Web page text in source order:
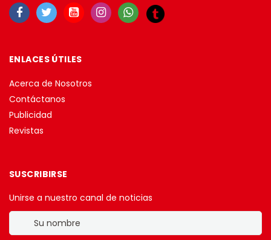
ENLACES ÚTILES
Acerca de Nosotros
Contáctanos
Publicidad
Revistas
SUSCRIBIRSE
Unirse a nuestro canal de noticias